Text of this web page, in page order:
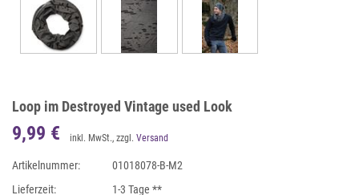
Loop im Destroyed Vintage used Look
9,99 € inkl. MwSt., zzgl. Versand
Artikelnummer:
01018078-B-M2
Lieferzeit:
1-3 Tage **